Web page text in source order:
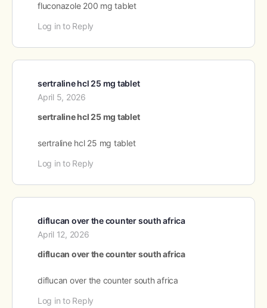
fluconazole 200 mg tablet
Log in to Reply
sertraline hcl 25 mg tablet
April 5, 2026
sertraline hcl 25 mg tablet
sertraline hcl 25 mg tablet
Log in to Reply
diflucan over the counter south africa
April 12, 2026
diflucan over the counter south africa
diflucan over the counter south africa
Log in to Reply